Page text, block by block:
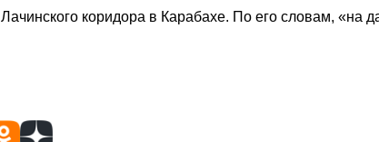
коридора в Карабахе. По его словам, «на